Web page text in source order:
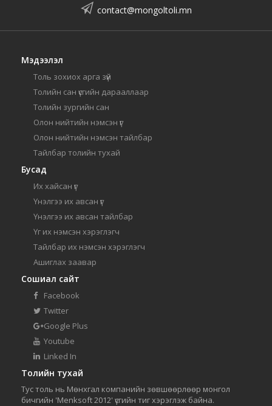
contact@mongoltoli.mn
Мэдээлэл
Толь зохиох арга зүй
Толийн сан үсгийн дарааллаар
Толийн зургийн сан
Олон нийтийн нэмсэн үг
Олон нийтийн нэмсэн тайлбар
Тайлбар толийн тухай
Бусад
Их хайсан үг
Үнэлгээ их авсан үг
Үнэлгээ их авсан тайлбар
Үг их нэмсэн хэрэглэгч
Тайлбар их нэмсэн хэрэглэгч
Ашиглах заавар
Сошиал сайт
Facebook
Twitter
Google Plus
Youtube
Linked In
Толийн тухай
Тус толь нь Мөнхгал компанийн зөвшөөрлөөр монгол
бичгийн 'Menksoft 2012' үсгийн тиг хэрэглэж байна.